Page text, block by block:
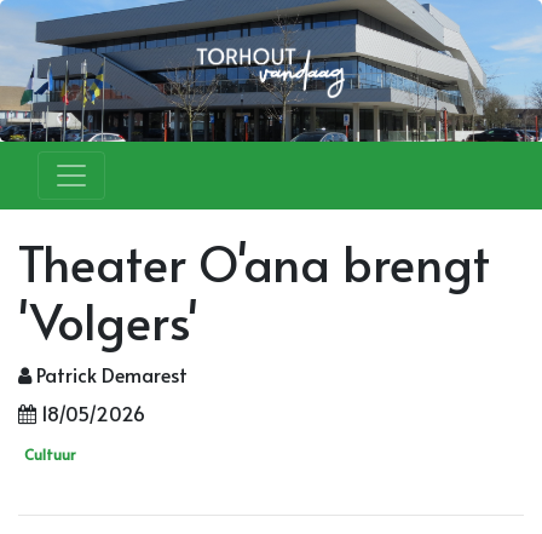
Theater O'ana brengt
'Volgers'
Patrick Demarest
18/05/2026
Cultuur